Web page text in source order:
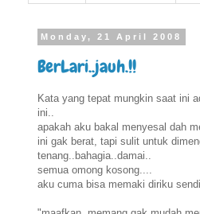
Monday, 21 April 2008
BerLari..jauh.!!
Kata yang tepat mungkin saat ini
ini..
apakah aku bakal menyesal dah
ini gak berat, tapi sulit untuk
tenang..bahagia..damai..
semua omong kosong....
aku cuma bisa memaki diriku